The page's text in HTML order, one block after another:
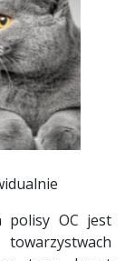
polisy OC jest